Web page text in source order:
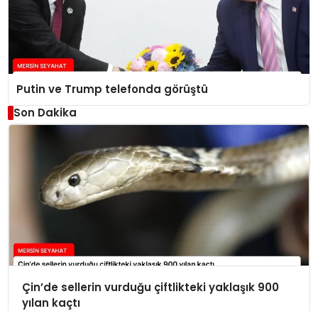
Putin ve Trump telefonda görüştü
Son Dakika
Çin’de sellerin vurduğu çiftlikteki yaklaşık 900
yılan kaçtı